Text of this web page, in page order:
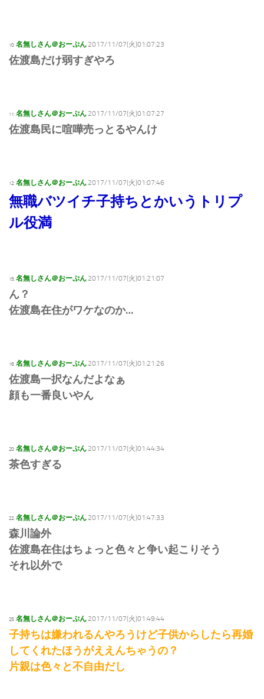
10: 名無しさん＠おーぷん 2017/11/07(火)01:07:23
佐渡島だけ弱すぎやろ
11: 名無しさん＠おーぷん 2017/11/07(火)01:07:27
佐渡島民に喧嘩売っとるやんけ
12: 名無しさん＠おーぷん 2017/11/07(火)01:07:46
無職バツイチ子持ちとかいうトリプ
ル役満
15: 名無しさん＠おーぷん 2017/11/07(火)01:21:07
ん？
佐渡島在住がワケなのか…
16: 名無しさん＠おーぷん 2017/11/07(火)01:21:26
佐渡島一択なんだよなぁ
顔も一番良いやん
20: 名無しさん＠おーぷん 2017/11/07(火)01:44:34
茶色すぎる
22: 名無しさん＠おーぷん 2017/11/07(火)01:47:33
森川論外
佐渡島在住はちょっと色々と争い起こりそう
それ以外で
25: 名無しさん＠おーぷん 2017/11/07(火)01:49:44
子持ちは嫌われるんやろうけど子供からしたら再婚
してくれたほうがええんちゃうの？
片親は色々と不自由だし